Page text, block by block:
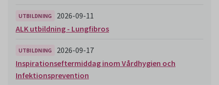
UTBILDNING
2026-09-11
ALK utbildning - Lungfibros
UTBILDNING
2026-09-17
Inspirationseftermiddag inom Vårdhygien och
Infektionsprevention